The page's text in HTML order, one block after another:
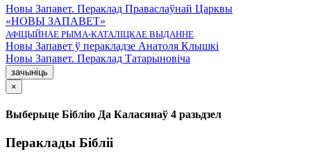
Новы Запавет. Пераклад Праваслаўнай Царквы
«НОВЫ ЗАПАВЕТ»
АФІЦЫЙНАЕ РЫМА-КАТАЛІЦКАЕ ВЫДАННЕ
Новы Запавет ў перакладзе Анатоля Клышкi
Новы Запавет. Пераклад Татарыновіча
зачыніць
×
Выберыце Біблію Да Каласянаў 4 разьдзел
Пераклады Бібліі